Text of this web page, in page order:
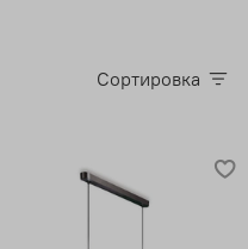
Сортировка